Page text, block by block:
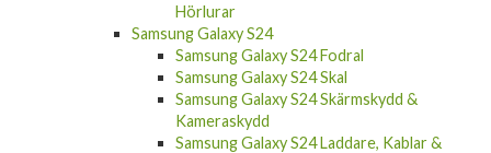
Hörlurar
Samsung Galaxy S24
Samsung Galaxy S24 Fodral
Samsung Galaxy S24 Skal
Samsung Galaxy S24 Skärmskydd &
Kameraskydd
Samsung Galaxy S24 Laddare, Kablar &